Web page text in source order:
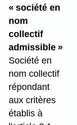
« société en
nom
collectif
admissible »
Société en
nom collectif
répondant
aux critères
établis à